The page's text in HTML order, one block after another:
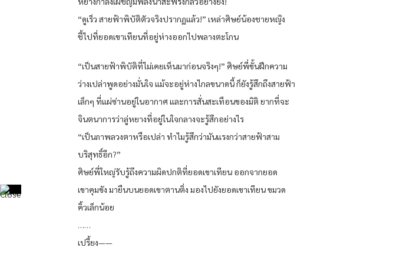
“ดูเร็ว สายฟ้าพิบัติตัวจริงปรากฏแล้ว!” เหล่าศิษย์น้องชายหญิง
ชี้ไปที่ยอดเขาเทียนที่อยู่ห่างออกไปพลางตะโกน
“เป็นสายฟ้าพิบัติที่ไม่เคยเห็นมาก่อนจริงๆ!” ศิษย์พี่ขั้นฝึกความ
ว่างเปล่าพูดอย่างมั่นใจ แม้จะอยู่ห่างไกลขนาดนี้ ก็ยังรู้สึกถึงสายฟ้า
เล็กๆ ที่แผ่ซ่านอยู่ในอากาศ และการสั่นสะเทือนของมิติ ยากที่จะ
จินตนาการว่าลู่หยางที่อยู่ในใจกลางจะรู้สึกอย่างไร
“เป็นภาพลวงตาหรือเปล่า ทำไมรู้สึกว่ามันแรงกว่าสายฟ้าสาม
บริสุทธิ์อีก?”
ศิษย์พี่ใหญ่รับรู้ถึงความผิดปกติที่ยอดเขาเทียน ออกจากยอด
เขาคุมขัง มายืนบนยอดเขาตานติ่ง มองไปยังยอดเขาเทียน ขมวด
คิ้วเล็กน้อย
……
เปรี้ยง——